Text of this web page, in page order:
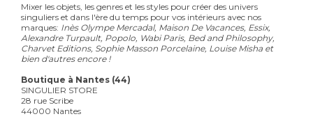
Mixer les objets, les genres et les styles pour créer des univers
singuliers et dans l'ère du temps pour vos intérieurs avec nos
marques: Inès Olympe Mercadal, Maison De Vacances, Essix,
Alexandre Turpault, Popolo, Wabi Paris, Bed and Philosophy,
Charvet Editions, Sophie Masson Porcelaine, Louise Misha et
bien d'autres encore !
Boutique à Nantes (44)
SINGULIER STORE
28 rue Scribe
44000 Nantes